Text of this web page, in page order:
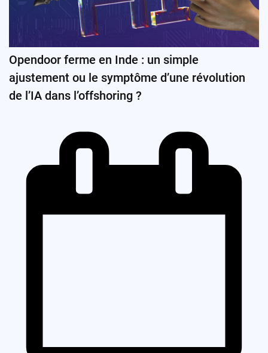
Opendoor ferme en Inde : un simple
ajustement ou le symptôme d’une révolution
de l’IA dans l’offshoring ?